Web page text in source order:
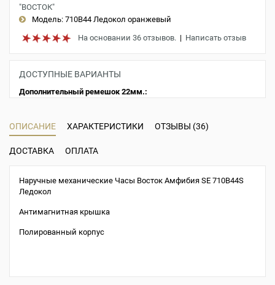
"ВОСТОК"
Модель: 710B44 Ледокол оранжевый
На основании 36 отзывов. | Написать отзыв
ДОСТУПНЫЕ ВАРИАНТЫ
Дополнительный ремешок 22мм.:
ОПИСАНИЕ ХАРАКТЕРИСТИКИ ОТЗЫВЫ (36)
ДОСТАВКА ОПЛАТА
Наручные механические Часы Восток Амфибия SE 710B44S
Ледокол
Антимагнитная крышка
Полированный корпус